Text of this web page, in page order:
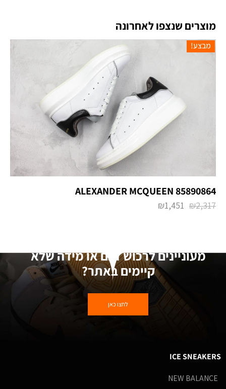
מוצרים שנצפו לאחרונה
מבצע!
ALEXANDER MCQUEEN 85890864
₪2,317
₪1,451
מעוניינים לרכוש דגם או מידה שלא
קיימים באתר?
לחצו כאן
ICE SNEAKERS
NEW BALANCE